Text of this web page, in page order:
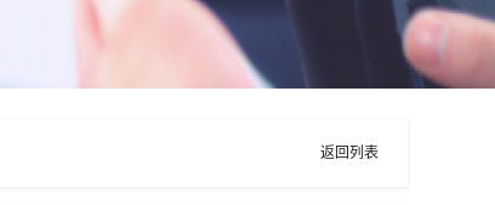
返回列表